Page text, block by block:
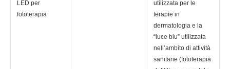
LED per
fototerapia
utilizzata per le
terapie in
dermatologia e la
“luce blu” utilizzata
nell’ambito di attività
sanitarie (fototerapia